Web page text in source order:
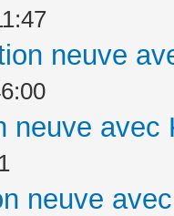
neuve
neuve avec
neuve